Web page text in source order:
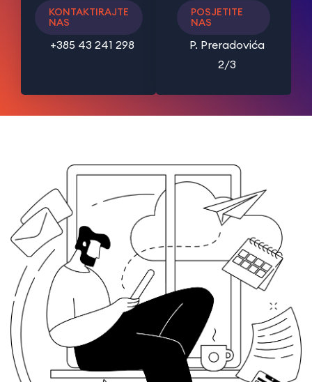
KONTAKTIRAJTE
NAS
+385 43 241 298
POSJETITE
NAS
P. Preradovića
2/3